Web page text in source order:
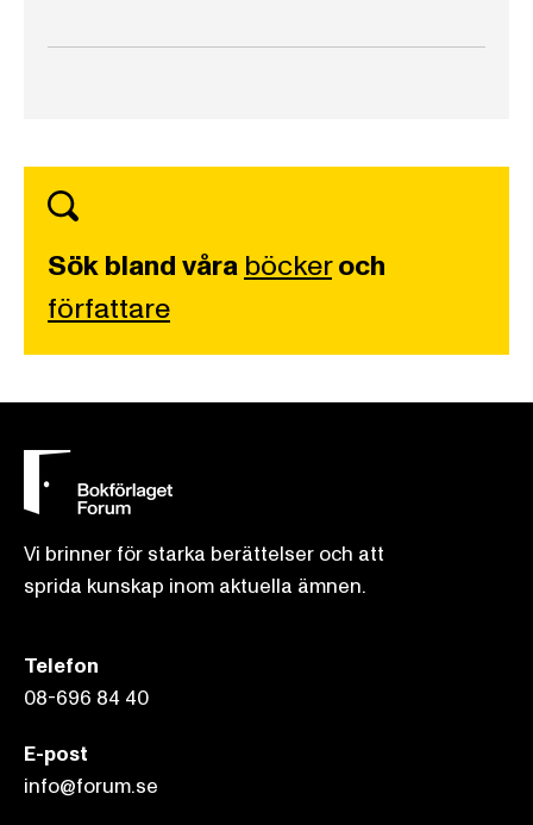
Sök bland våra böckeroch
författare
Vi brinner för starka berättelser och att
sprida kunskap inom aktuella ämnen.
Telefon
08-696 84 40
E-post
info@forum.se